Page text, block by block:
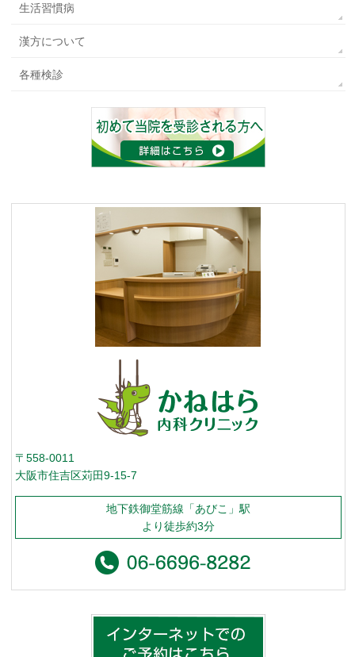
生活習慣病
漢方について
各種検診
〒558-0011
大阪市住吉区苅田9-15-7
地下鉄御堂筋線「あびこ」駅
より徒歩約3分